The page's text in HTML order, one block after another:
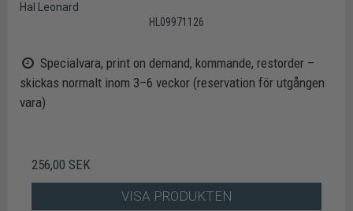
Hal Leonard
HL09971126
Specialvara, print on demand, kommande, restorder –
skickas normalt inom 3–6 veckor (reservation för utgången
vara)
256,00 SEK
VISA PRODUKTEN